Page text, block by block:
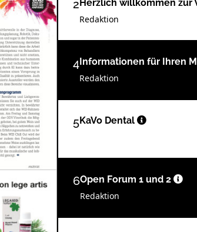
2Herzlich willkommen zur
Redaktion
4Informationen für Ihren
Redaktion
5KaVo Dental
6Open Forum 1 und 2
Redaktion